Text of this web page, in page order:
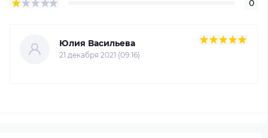
0
Юлия Васильева
21 декабря 2021 (09:16)